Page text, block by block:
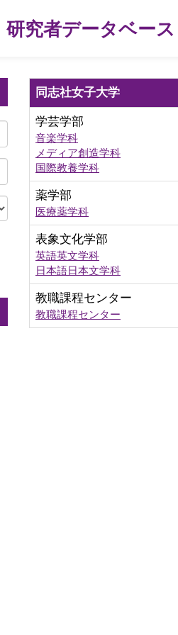
研究者データベース
同志社女子大学
学芸学部
音楽学科
メディア創造学科
国際教養学科
薬学部
医療薬学科
表象文化学部
英語英文学科
日本語日本文学科
教職課程センター
教職課程センター